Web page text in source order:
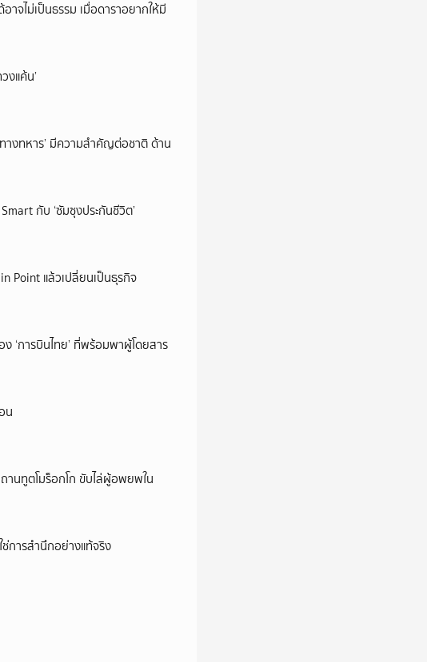
าจไม่เป็นธรรม เมื่อดาราอยากให้มี
งแค้น’
างทหาร’ มีความสำคัญต่อชาติ ด้าน
กับ ‘ซัมซุงประกันชีวิต’
Point แล้วเปลี่ยนเป็นธุรกิจ
การบินไทย’ ที่พร้อมพาผู้โดยสาร
น
านทูตโมร็อกโก ขับไล่ผู้อพยพใน
การสำนึกอย่างแท้จริง